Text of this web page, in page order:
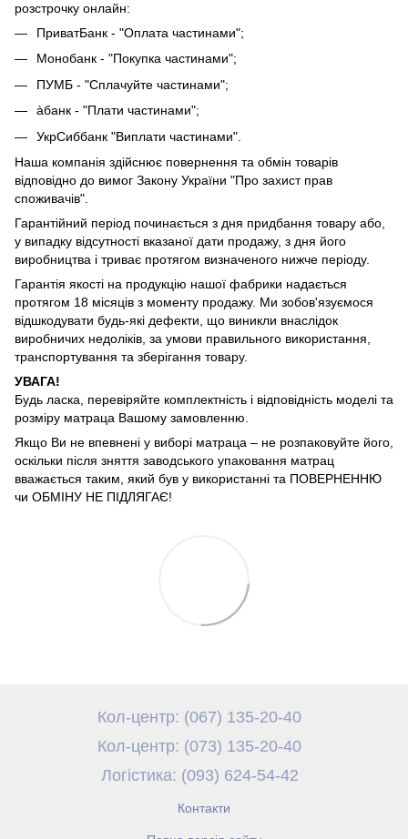
розстрочку онлайн:
ПриватБанк - "Оплата частинами";
Монобанк - "Покупка частинами";
ПУМБ - "Сплачуйте частинами";
àбанк - "Плати частинами";
УкрСиббанк "Виплати частинами".
Наша компанія здійснює повернення та обмін товарів
відповідно до вимог Закону України "Про захист прав
споживачів".
Гарантійний період починається з дня придбання товару або,
у випадку відсутності вказаної дати продажу, з дня його
виробництва і триває протягом визначеного нижче періоду.
Гарантія якості на продукцію нашої фабрики надається
протягом 18 місяців з моменту продажу. Ми зобов'язуємося
відшкодувати будь-які дефекти, що виникли внаслідок
виробничих недоліків, за умови правильного використання,
транспортування та зберігання товару.
УВАГА!
Будь ласка, перевіряйте комплектність і відповідність моделі та
розміру матраца Вашому замовленню.
Якщо Ви не впевнені у виборі матраца – не розпаковуйте його,
оскільки після зняття заводського упаковання матрац
вважається таким, який був у використанні та ПОВЕРНЕННЮ
чи ОБМІНУ НЕ ПІДЛЯГАЄ!
Кол-центр: (067) 135-20-40
Кол-центр: (073) 135-20-40
Логістика: (093) 624-54-42
Контакти